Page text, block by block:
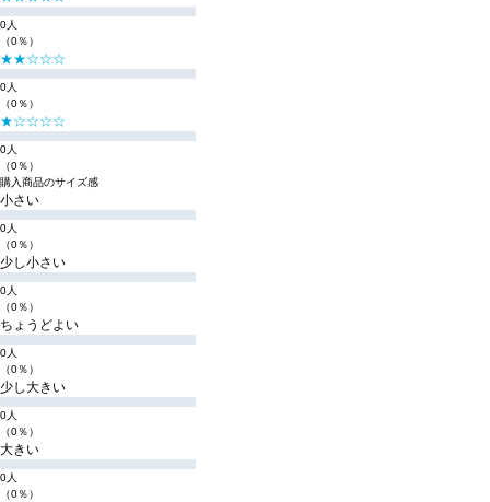
0人
（0％）
★★☆☆☆
0人
（0％）
★☆☆☆☆
0人
（0％）
購入商品のサイズ感
小さい
0人
（0％）
少し小さい
0人
（0％）
ちょうどよい
0人
（0％）
少し大きい
0人
（0％）
大きい
0人
（0％）